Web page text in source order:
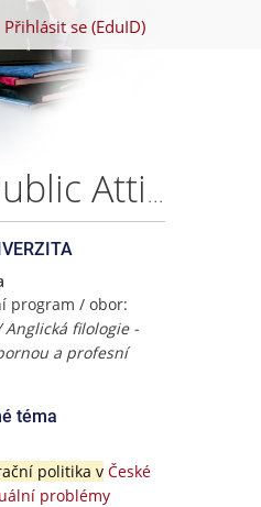
Přihlásit se (EduID)
The Legacy of 9/11: Examining the Impact on US Migration Policy, Public Attitudes towards Muslims and Arabs, and the Media – Klára KNEBLOVÁ
program / obor:
filologie -
a profesní
téma
politika vČeské
problémy